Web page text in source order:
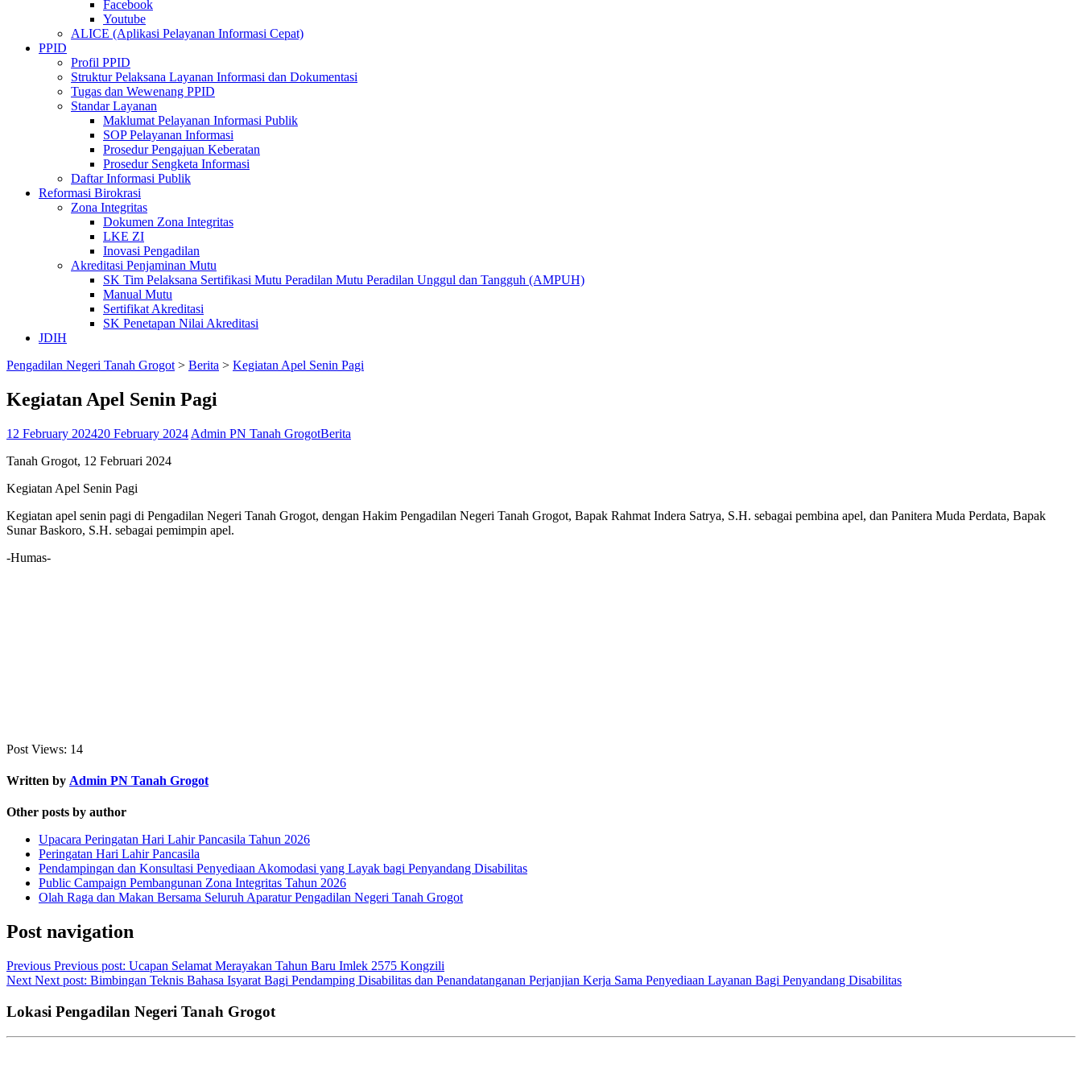
Facebook
Youtube
ALICE (Aplikasi Pelayanan Informasi Cepat)
PPID
Profil PPID
Struktur Pelaksana Layanan Informasi dan Dokumentasi
Tugas dan Wewenang PPID
Standar Layanan
Maklumat Pelayanan Informasi Publik
SOP Pelayanan Informasi
Prosedur Pengajuan Keberatan
Prosedur Sengketa Informasi
Daftar Informasi Publik
Reformasi Birokrasi
Zona Integritas
Dokumen Zona Integritas
LKE ZI
Inovasi Pengadilan
Akreditasi Penjaminan Mutu
SK Tim Pelaksana Sertifikasi Mutu Peradilan Mutu Peradilan Unggul dan Tangguh (AMPUH)
Manual Mutu
Sertifikat Akreditasi
SK Penetapan Nilai Akreditasi
JDIH
Pengadilan Negeri Tanah Grogot > Berita > Kegiatan Apel Senin Pagi
Kegiatan Apel Senin Pagi
12 February 202420 February 2024 Admin PN Tanah GrogotBerita
Tanah Grogot, 12 Februari 2024
Kegiatan Apel Senin Pagi
Kegiatan apel senin pagi di Pengadilan Negeri Tanah Grogot, dengan Hakim Pengadilan Negeri Tanah Grogot, Bapak Rahmat Indera Satrya, S.H. sebagai pembina apel, dan Panitera Muda Perdata, Bapak
Sunar Baskoro, S.H. sebagai pemimpin apel.
-Humas-
Post Views: 14
Written by Admin PN Tanah Grogot
Other posts by author
Upacara Peringatan Hari Lahir Pancasila Tahun 2026
Peringatan Hari Lahir Pancasila
Pendampingan dan Konsultasi Penyediaan Akomodasi yang Layak bagi Penyandang Disabilitas
Public Campaign Pembangunan Zona Integritas Tahun 2026
Olah Raga dan Makan Bersama Seluruh Aparatur Pengadilan Negeri Tanah Grogot
Post navigation
Previous Previous post: Ucapan Selamat Merayakan Tahun Baru Imlek 2575 Kongzili
Next Next post: Bimbingan Teknis Bahasa Isyarat Bagi Pendamping Disabilitas dan Penandatanganan Perjanjian Kerja Sama Penyediaan Layanan Bagi Penyandang Disabilitas
Lokasi Pengadilan Negeri Tanah Grogot